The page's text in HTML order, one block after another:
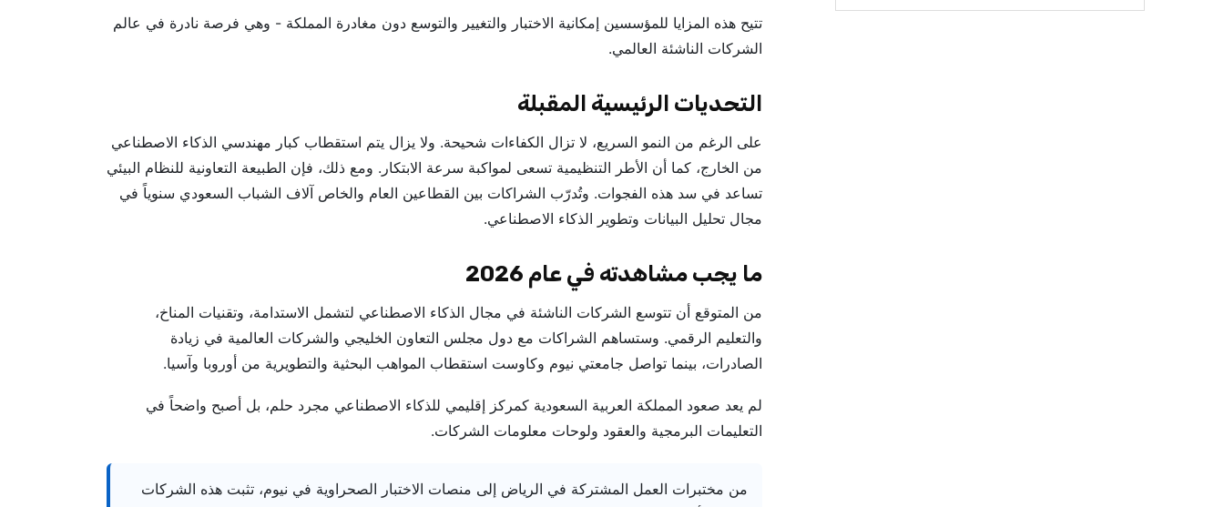
تتيح هذه المزايا للمؤسسين إمكانية الاختبار والتغيير والتوسع دون مغادرة المملكة - وهي فرصة نادرة في عالم
الشركات الناشئة العالمي.
التحديات الرئيسية المقبلة
على الرغم من النمو السريع، لا تزال الكفاءات شحيحة. ولا يزال يتم استقطاب كبار مهندسي الذكاء الاصطناعي
من الخارج، كما أن الأطر التنظيمية تسعى لمواكبة سرعة الابتكار. ومع ذلك، فإن الطبيعة التعاونية للنظام البيئي
تساعد في سد هذه الفجوات. وتُدرّب الشراكات بين القطاعين العام والخاص آلاف الشباب السعودي سنوياً في
مجال تحليل البيانات وتطوير الذكاء الاصطناعي.
ما يجب مشاهدته في عام 2026
من المتوقع أن تتوسع الشركات الناشئة في مجال الذكاء الاصطناعي لتشمل الاستدامة، وتقنيات المناخ،
والتعليم الرقمي. وستساهم الشراكات مع دول مجلس التعاون الخليجي والشركات العالمية في زيادة
الصادرات، بينما تواصل جامعتي نيوم وكاوست استقطاب المواهب البحثية والتطويرية من أوروبا وآسيا.
لم يعد صعود المملكة العربية السعودية كمركز إقليمي للذكاء الاصطناعي مجرد حلم، بل أصبح واضحاً في
التعليمات البرمجية والعقود ولوحات معلومات الشركات.
من مختبرات العمل المشتركة في الرياض إلى منصات الاختبار الصحراوية في نيوم، تثبت هذه الشركات